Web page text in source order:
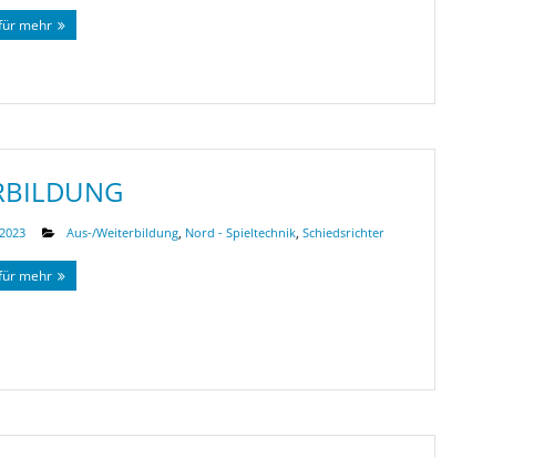
mehr
Aus-/Weiterbildung Nord - Spieltechnik ,Schiedsrichter
mehr